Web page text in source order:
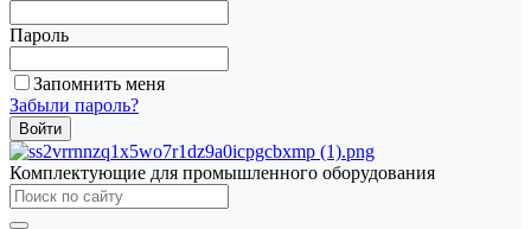
Пароль
Запомнить меня
Забыли пароль?
Комплектующие для промышленного оборудования